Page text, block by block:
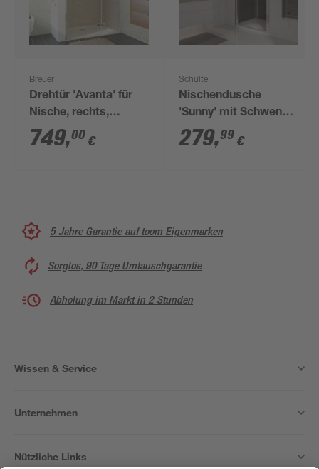
Breuer
Drehtür 'Avanta' für
Nische, rechts,
teilgerahmt,
Chromoptik, 80 x 200
749,00 €
Schulte
Nischendusche
'Sunny' mit Schwenk-
Schiebetür klar
chromfarben 64 x 70 x
279,99 €
5 Jahre Garantie auf toom Eigenmarken
Sorglos, 90 Tage Umtauschgarantie
Abholung im Markt in 2 Stunden
Wissen & Service
Unternehmen
Nützliche Links